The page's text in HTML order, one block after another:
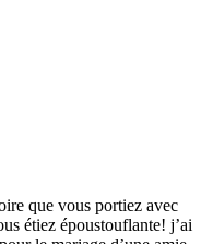
que vous portiez avec
étiez époustouflante! j’ai